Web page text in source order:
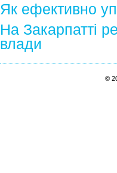
Як ефективно
На Закарпатті
влади
©